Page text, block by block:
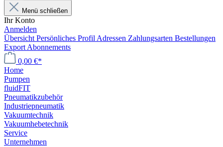
Menü schließen
Ihr Konto
Anmelden
Übersicht Persönliches Profil Adressen Zahlungsarten Bestellungen
Export Abonnements
0,00 €*
Home
Pumpen
fluidFIT
Pneumatikzubehör
Industriepneumatik
Vakuumtechnik
Vakuumhebetechnik
Service
Unternehmen